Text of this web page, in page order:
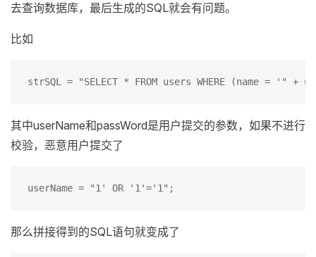
去查询数据库，最后生成的SQL就会有问题。
比如
strSQL = "SELECT * FROM users WHERE (name = '"
其中userName和passWord是用户提交的参数，如果不进行
校验，恶意用户提交了
userName = "1' OR '1'='1";
那么拼接得到的SQL语句就变成了